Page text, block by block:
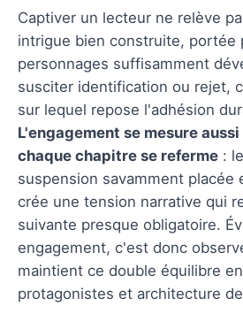
Captiver un lecteur ne relève
intrigue bien construite, portée
personnages suffisamment
susciter identification ou rejet,
sur lequel repose l'adhésion
L'engagement se mesure
chaque chapitre se referme :
suspension savamment placée
crée une tension narrative qui
suivante presque obligatoire.
engagement, c'est donc
maintient ce double équilibre
protagonistes et architecture